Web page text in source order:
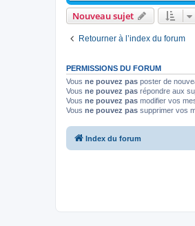
Nouveau sujet
Retourner à l’index du forum
PERMISSIONS DU FORUM
Vous ne pouvez pas poster de
Vous ne pouvez pas répondre aux
Vous ne pouvez pas modifier vos
Vous ne pouvez pas supprimer vos
Index du forum